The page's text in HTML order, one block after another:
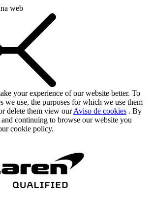
web
your experience of our website better. To
we use, the purposes for which we use them
delete them view ourAviso de cookies . By
continuing to browse our website you
cookie policy.